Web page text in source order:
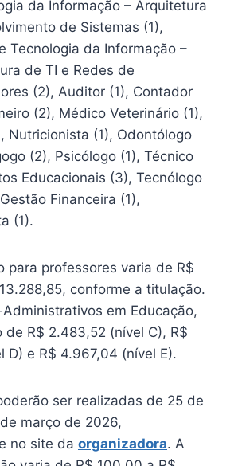
da Informação – Arquitetura
de Sistemas (1),
Tecnologia da Informação –
de TI e Redes de
(2), Auditor (1), Contador
(2), Médico Veterinário (1),
Nutricionista (1), Odontólogo
(2), Psicólogo (1), Técnico
Educacionais (3), Tecnólogo
Financeira (1),
(1).
para professores varia de R$
conforme a titulação.
em Educação,
de R$ 2.483,52 (nível C), R$
D) e R$ 4.967,04 (nível E).
ser realizadas de 25 de
março de 2026,
no site da organizadora. A